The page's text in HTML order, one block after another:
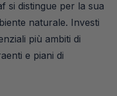
si distingue per la sua
naturale. Investi
più ambiti di
e piani di